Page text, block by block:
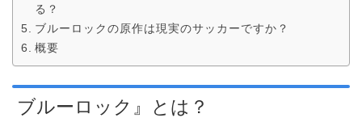
る？
ブルーロックの原作は現実のサッカーですか？
概要
ブルーロック』とは？